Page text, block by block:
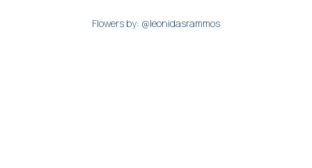
Flowers by: @leonidasrammos